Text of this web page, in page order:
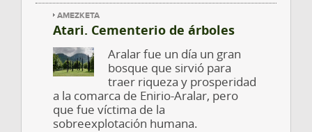
AMEZKETA
Atari. Cementerio de árboles
Aralar fue un día un gran
bosque que sirvió para
traer riqueza y prosperidad
a la comarca de Enirio-Aralar, pero
que fue víctima de la
sobreexplotación humana.